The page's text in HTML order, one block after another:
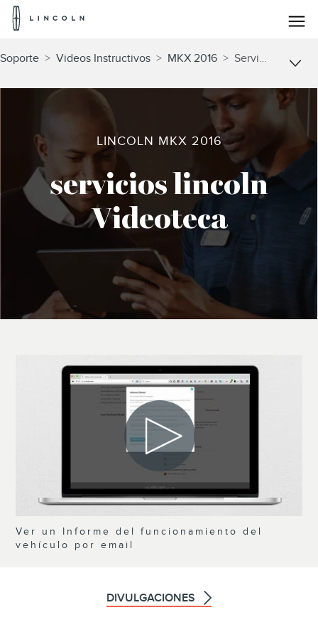
Saltar al contenido
Soporte > Videos Instructivos > MKX 2016 > Servicios Lincoln
LINCOLN MKX 2016
servicios lincoln
Videoteca
Ver un Informe del funcionamiento del
vehículo por email
DIVULGACIONES